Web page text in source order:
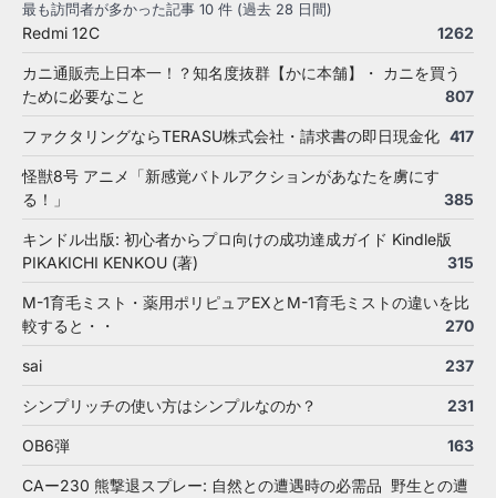
最も訪問者が多かった記事 10 件 (過去 28 日間)
Redmi 12C 1262
カニ通販売上日本一！？知名度抜群【かに本舗】・ カニを買う
ために必要なこと
807
ファクタリングならTERASU株式会社・請求書の即日現金化 417
怪獣8号 アニメ「新感覚バトルアクションがあなたを虜にす
る！」
385
キンドル出版: 初心者からプロ向けの成功達成ガイド Kindle版
PIKAKICHI KENKOU (著)
315
M-1育毛ミスト・薬用ポリピュアEXとM-1育毛ミストの違いを比
較すると・・
270
sai 237
シンプリッチの使い方はシンプルなのか？ 231
OB6弾 163
CAー230 熊撃退スプレー: 自然との遭遇時の必需品 野生との遭